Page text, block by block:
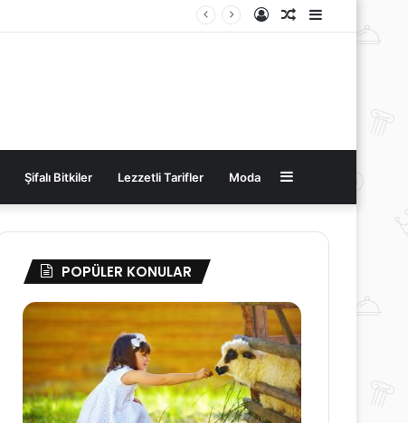
Kenar
Bölmesi
Rastgele
Kayıt
Şifalı Bitkiler Lezzetli Tarifler Moda Kenar
Bölmesi
POPÜLER KONULAR